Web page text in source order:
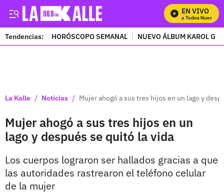
EN VIVO
Mira Todos Nuestros
Tendencias: HORÓSCOPO SEMANAL NUEVO ÁLBUM KAROL G
La Kalle / Noticias / Mujer ahogó a sus tres hijos en un lago y
Mujer ahogó a sus tres hijos en un
lago y después se quitó la vida
Los cuerpos lograron ser hallados gracias a que
las autoridades rastrearon el teléfono celular
de la mujer